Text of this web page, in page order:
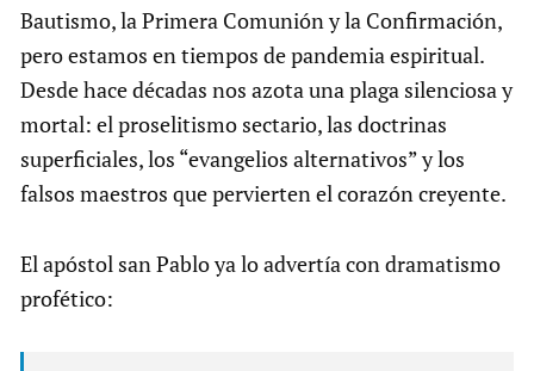
Bautismo, la Primera Comunión y la Confirmación,
pero estamos en tiempos de pandemia espiritual.
Desde hace décadas nos azota una plaga silenciosa y
mortal: el proselitismo sectario, las doctrinas
superficiales, los “evangelios alternativos” y los
falsos maestros que pervierten el corazón creyente.
El apóstol san Pablo ya lo advertía con dramatismo
profético: